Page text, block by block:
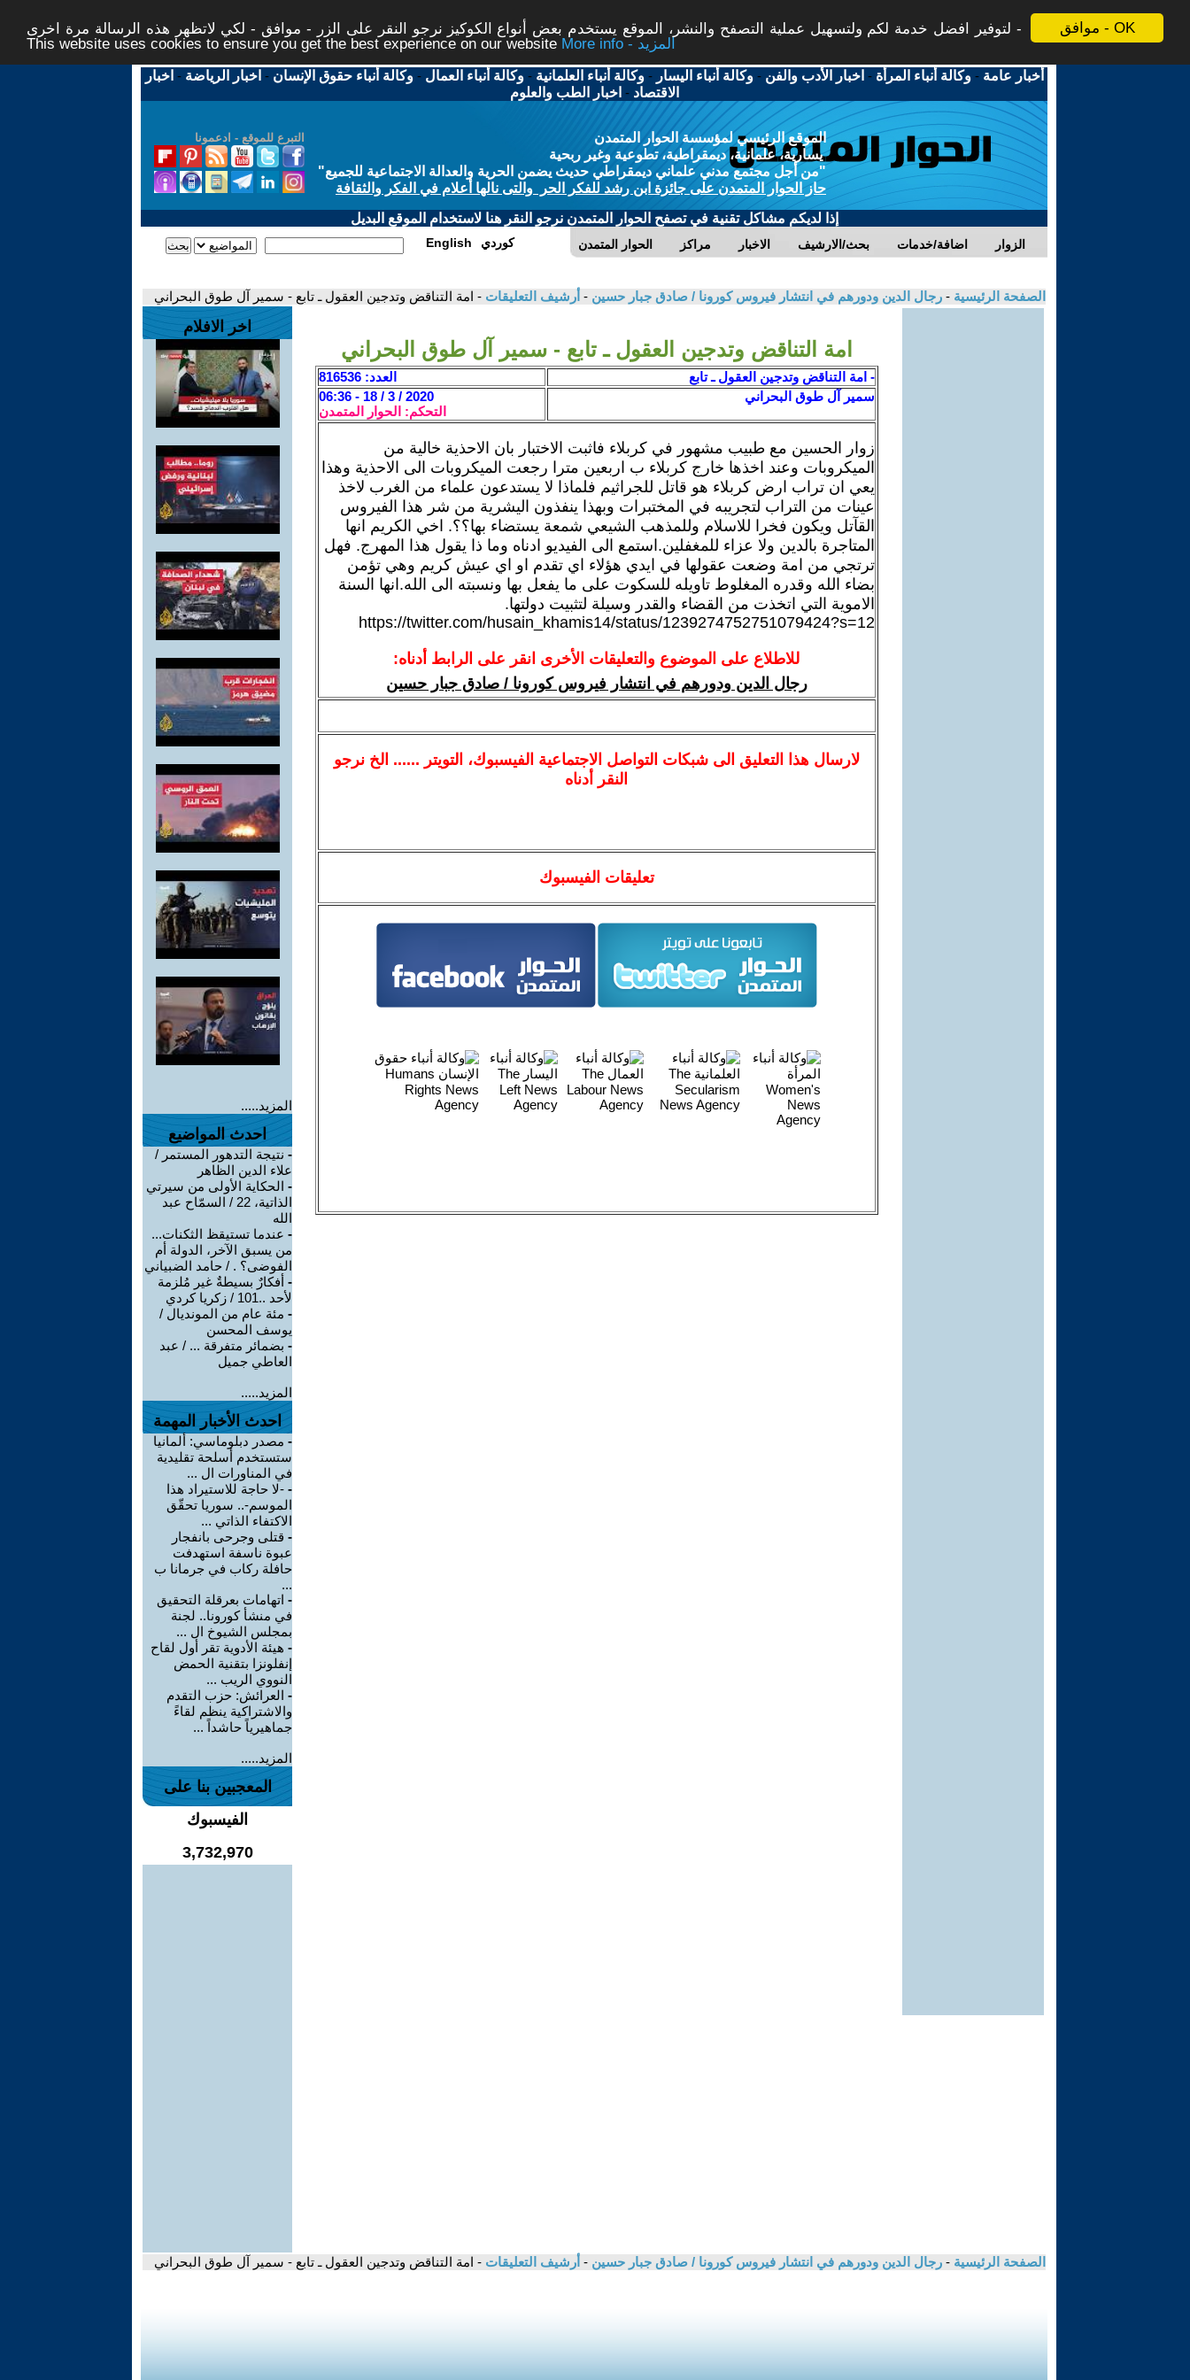
موافق - OK
لتوفير افضل خدمة لكم ولتسهيل عملية التصفح والنشر، الموقع يستخدم بعض أنواع الكوكيز نرجو النقر على الزر - موافق - لكي لاتظهر هذه الرسالة مرة اخرى -
This website uses cookies to ensure you get the best experience on our website
More info - المزيد
أخبار عامة -وكالة أنباء المرأة - اخبار الأدب والفن -وكالة أنباء اليسار -وكالة أنباء العلمانية -وكالة أنباء العمال -وكالة أنباء حقوق الإنسان - اخبار الرياضة - اخبار
الاقتصاد - اخبار الطب والعلوم
التبرع للموقع - ادعمونا
الموقع الرئيسي لمؤسسة الحوار المتمدن
يسارية، علمانية، ديمقراطية، تطوعية وغير ربحية
"من أجل مجتمع مدني علماني ديمقراطي حديث يضمن الحرية والعدالة الاجتماعية للجميع"
حاز الحوار المتمدن على جائزة ابن رشد للفكر الحر والتى نالها أعلام في الفكر والثقافة
إذا لديكم مشاكل تقنية في تصفح الحوار المتمدن نرجو النقر هنا لاستخدام الموقع البديل
الحوار المتمدن مراكز الاخبار بحث/الارشيف اضافة/خدمات الزوار English كوردي
الصفحة الرئيسية - رجال الدين ودورهم في انتشار فيروس كورونا / صادق جبار حسين - أرشيف التعليقات - امة التناقض وتدجين العقول ـ تابع - سمير آل طوق البحراني
امة التناقض وتدجين العقول ـ تابع - سمير آل طوق البحراني
- امة التناقض وتدجين العقول ـ تابع
العدد: 816536
سمير آل طوق البحراني
2020 / 3 / 18 - 06:36
التحكم: الحوار المتمدن
زوار الحسين مع طبيب مشهور في كربلاء فاثبت الاختبار بان الاحذية خالية من
الميكروبات وعند اخذها خارج كربلاء ب اربعين مترا رجعت الميكروبات الى الاحذية وهذا
يعي ان تراب ارض كربلاء هو قاتل للجراثيم فلماذا لا يستدعون علماء من الغرب لاخذ
عينات من التراب لتجريبه في المختبرات وبهذا ينفذون اليشرية من شر هذا الفيروس
القآتل ويكون فخرا للاسلام وللمذهب الشيعي شمعة يستضاء بها؟؟. اخي الكريم انها
المتاجرة بالدين ولا عزاء للمغفلين.استمع الى الفيديو ادناه وما ذا يقول هذا المهرج. فهل
ترتجي من امة وضعت عقولها في ايدي هؤلاء اي تقدم او اي عيش كريم وهي تؤمن
بضاء الله وقدره المغلوط تاويله للسكوت على ما يفعل بها ونسبته الى الله.انها السنة
الاموية التي اتخذت من القضاء والقدر وسيلة لتثبيت دولتها.
https://twitter.com/husain_khamis14/status/1239274752751079424?s=12
للاطلاع على الموضوع والتعليقات الأخرى انقر على الرابط أدناه:
رجال الدين ودورهم في انتشار فيروس كورونا / صادق جبار حسين
لارسالهذا التعليق الى شبكات التواصل الاجتماعية الفيسبوك، التويتر ...... الخ نرجو
النقر أدناه
تعليقات الفيسبوك
اخر الافلام
المزيد.....
احدث المواضيع
- نتيجة التدهور المستمر /
علاء الدين الظاهر
- الحكاية الأولى من سيرتي
الذاتية، 22 / السمّاح عبد
الله
- عندما تستيقظ الثكنات...
من يسبق الآخر، الدولة أم
الفوضى؟ . / حامد الضبياني
- أفكارٌ بسيطةٌ غير مُلزمة
لأحد ..101 / زكريا كردي
- مئة عام من المونديال /
يوسف المحسن
- بضمائر متفرقة ... / عبد
العاطي جميل
المزيد.....
احدث الأخبار المهمة
- مصدر دبلوماسي: ألمانيا
ستستخدم أسلحة تقليدية
في المناورات ال ...
- -لا حاجة للاستيراد هذا
الموسم-.. سوريا تحقّق
الاكتفاء الذاتي ...
- قتلى وجرحى بانفجار
عبوة ناسفة استهدفت
حافلة ركاب في جرمانا ب
...
- اتهامات بعرقلة التحقيق
في منشأ كورونا.. لجنة
بمجلس الشيوخ ال ...
- هيئة الأدوية تقر أول لقاح
إنفلونزا بتقنية الحمض
النووي الريب ...
- العرائش: حزب التقدم
والاشتراكية ينظم لقاءً
جماهيرياً حاشداً ...
المزيد.....
المعجبين بنا على
الفيسبوك
3,732,970
الصفحة الرئيسية - رجال الدين ودورهم في انتشار فيروس كورونا / صادق جبار حسين - أرشيف التعليقات - امة التناقض وتدجين العقول ـ تابع - سمير آل طوق البحراني